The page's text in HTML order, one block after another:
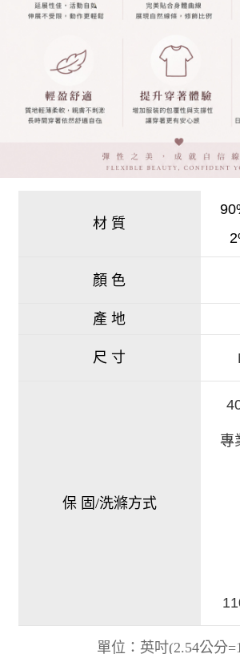
材 質
顏 色
產 地
尺 寸
保 固/洗滌方式
專
單位：英吋(2.54公分